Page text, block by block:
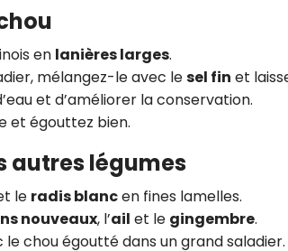
en lanières larges.
mélangez-le avec lesel fin et
et d’améliorer la conservation.
et égouttez bien.
autres légumes
le radis blancen fines lamelles.
nouveaux, l’ail et le gingembre.
chou égoutté dans un grand saladier.